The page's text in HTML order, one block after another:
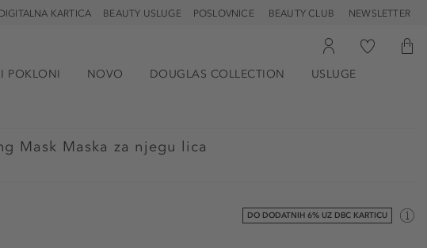
POSLOVNICE BEAUTY CLUB NEWSLETTER
BEAUTY USLUGE
KARTICA
POKLONI NOVO DOUGLAS COLLECTION USLUGE
Mask Maska za njegu lica
DO DODATNIH 6% UZ DBC KARTICU